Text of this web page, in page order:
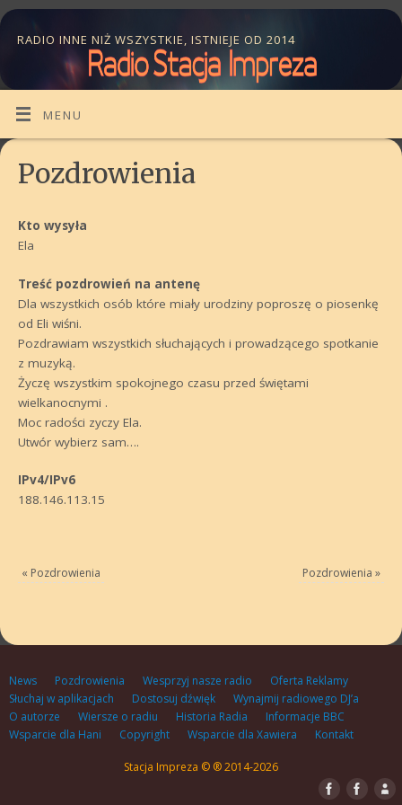
RADIO INNE NIŻ WSZYSTKIE, ISTNIEJE OD 2014
MENU
Pozdrowienia
Kto wysyła
Ela
Treść pozdrowień na antenę
Dla wszystkich osób które miały urodziny poproszę o piosenkę
od Eli wiśni.
Pozdrawiam wszystkich słuchających i prowadzącego spotkanie
z muzyką.
Życzę wszystkim spokojnego czasu przed świętami
wielkanocnymi .
Moc radości zyczy Ela.
Utwór wybierz sam….
IPv4/IPv6
188.146.113.15
« Pozdrowienia Pozdrowienia »
News Pozdrowienia Wesprzyj nasze radio
Oferta Reklamy
Słuchaj w aplikacjach
Dostosuj dźwięk
Wynajmij radiowego DJ’a
O autorze
Wiersze o radiu Historia Radia
Informacje BBC
Wsparcie dla Hani
Copyright Wsparcie dla Xawiera Kontakt
Stacja Impreza © ® 2014-2026